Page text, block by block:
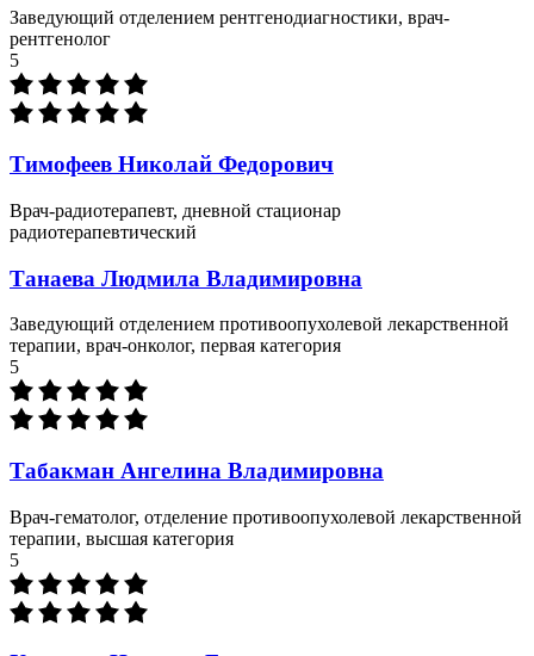
Заведующий отделением рентгенодиагностики, врач-
рентгенолог
5
Тимофеев Николай Федорович
Врач-радиотерапевт, дневной стационар
радиотерапевтический
Танаева Людмила Владимировна
Заведующий отделением противоопухолевой лекарственной
терапии, врач-онколог, первая категория
5
Табакман Ангелина Владимировна
Врач-гематолог, отделение противоопухолевой лекарственной
терапии, высшая категория
5